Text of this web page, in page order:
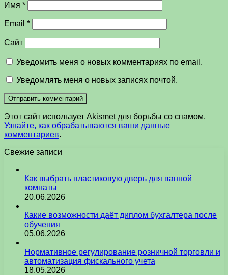
Имя *
Email *
Сайт
Уведомить меня о новых комментариях по email.
Уведомлять меня о новых записях почтой.
Этот сайт использует Akismet для борьбы со спамом.
Узнайте, как обрабатываются ваши данные
комментариев.
Свежие записи
Как выбрать пластиковую дверь для ванной
комнаты
20.06.2026
Какие возможности даёт диплом бухгалтера после
обучения
05.06.2026
Нормативное регулирование розничной торговли и
автоматизация фискального учета
18.05.2026